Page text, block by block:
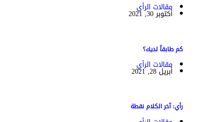
مقالات الرأي
أكتوبر 30, 2021
كم طابقاً لديك؟
مقالات الرأي
أبريل 28, 2021
رأي: آخر الكلام نقطة